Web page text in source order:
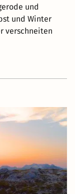
und
und Winter
verschneiten